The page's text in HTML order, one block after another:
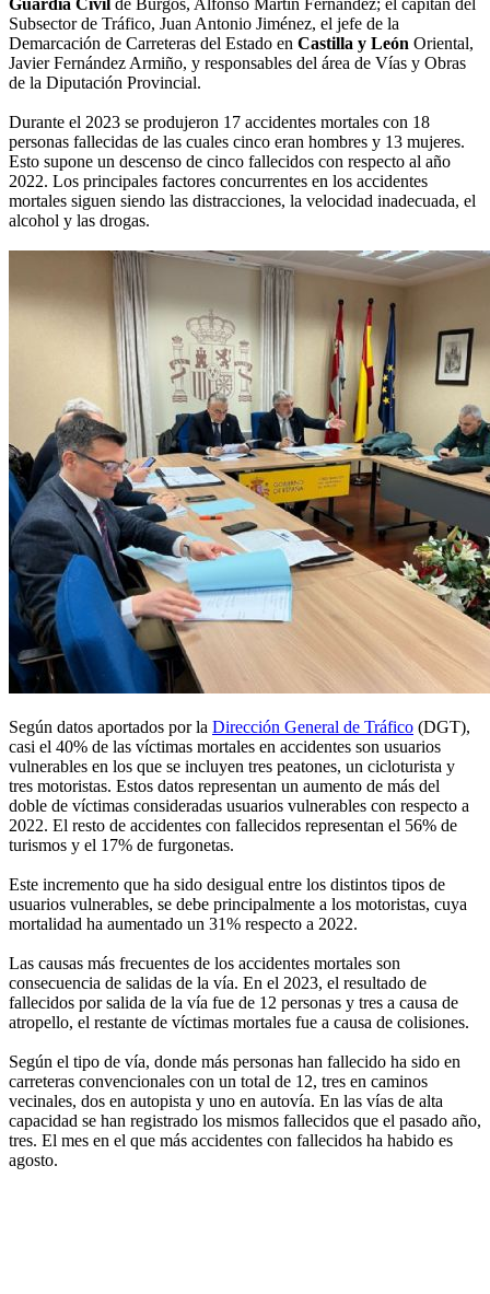
Guardia Civil de Burgos, Alfonso Martín Fernández; el capitán del
Subsector de Tráfico, Juan Antonio Jiménez, el jefe de la
Demarcación de Carreteras del Estado en Castilla y León Oriental,
Javier Fernández Armiño, y responsables del área de Vías y Obras
de la Diputación Provincial.
Durante el 2023 se produjeron 17 accidentes mortales con 18
personas fallecidas de las cuales cinco eran hombres y 13 mujeres.
Esto supone un descenso de cinco fallecidos con respecto al año
2022. Los principales factores concurrentes en los accidentes
mortales siguen siendo las distracciones, la velocidad inadecuada, el
alcohol y las drogas.
Según datos aportados por la Dirección General de Tráfico (DGT),
casi el 40% de las víctimas mortales en accidentes son usuarios
vulnerables en los que se incluyen tres peatones, un cicloturista y
tres motoristas. Estos datos representan un aumento de más del
doble de víctimas consideradas usuarios vulnerables con respecto a
2022. El resto de accidentes con fallecidos representan el 56% de
turismos y el 17% de furgonetas.
Este incremento que ha sido desigual entre los distintos tipos de
usuarios vulnerables, se debe principalmente a los motoristas, cuya
mortalidad ha aumentado un 31% respecto a 2022.
Las causas más frecuentes de los accidentes mortales son
consecuencia de salidas de la vía. En el 2023, el resultado de
fallecidos por salida de la vía fue de 12 personas y tres a causa de
atropello, el restante de víctimas mortales fue a causa de colisiones.
Según el tipo de vía, donde más personas han fallecido ha sido en
carreteras convencionales con un total de 12, tres en caminos
vecinales, dos en autopista y uno en autovía. En las vías de alta
capacidad se han registrado los mismos fallecidos que el pasado año,
tres. El mes en el que más accidentes con fallecidos ha habido es
agosto.